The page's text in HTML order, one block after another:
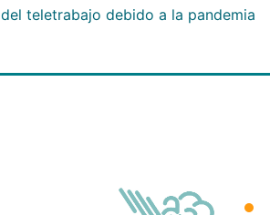
teletrabajo debido a la pandemia